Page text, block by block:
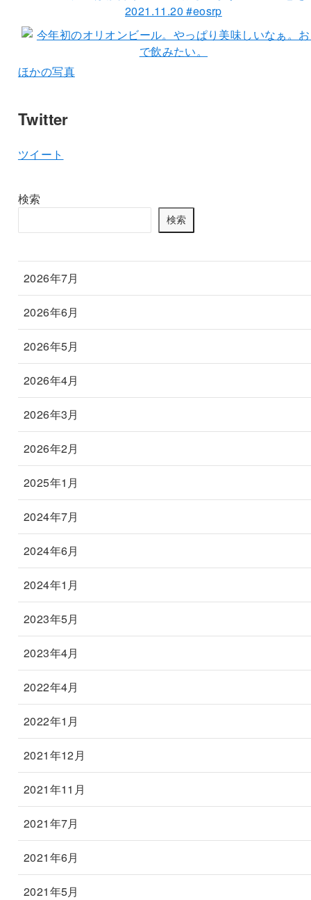
ほかの写真
Twitter
ツイート
検索
検索
2026年7月
2026年6月
2026年5月
2026年4月
2026年3月
2026年2月
2025年1月
2024年7月
2024年6月
2024年1月
2023年5月
2023年4月
2022年4月
2022年1月
2021年12月
2021年11月
2021年7月
2021年6月
2021年5月